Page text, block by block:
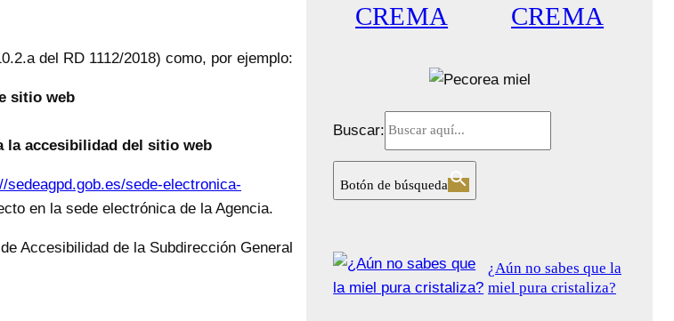
del RD 1112/2018) como, por ejemplo:
sitio web
la accesibilidad del sitio web
sedeagpd.gob.es/sede-electronica-
en la sede electrónica de la Agencia.
Accesibilidad de la Subdirección General
N
E
T
CREMA
CREMA
Buscar:
Botón de búsqueda
¿Aún no sabes que la
miel pura cristaliza?